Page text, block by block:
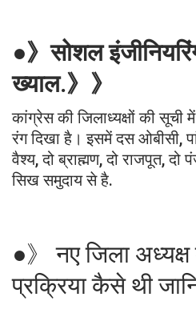
●》सोशल
ख्याल.》》
कांग्रेस की जिलाध्यक्षों की सूची
रंग दिखा है। इसमें दस ओबीसी,
वैश्य, दो ब्राह्मण, दो राजपूत,
सिख समुदाय से है.
●》 नए जिला अध्यक्ष
प्रक्रिया कैसे थी